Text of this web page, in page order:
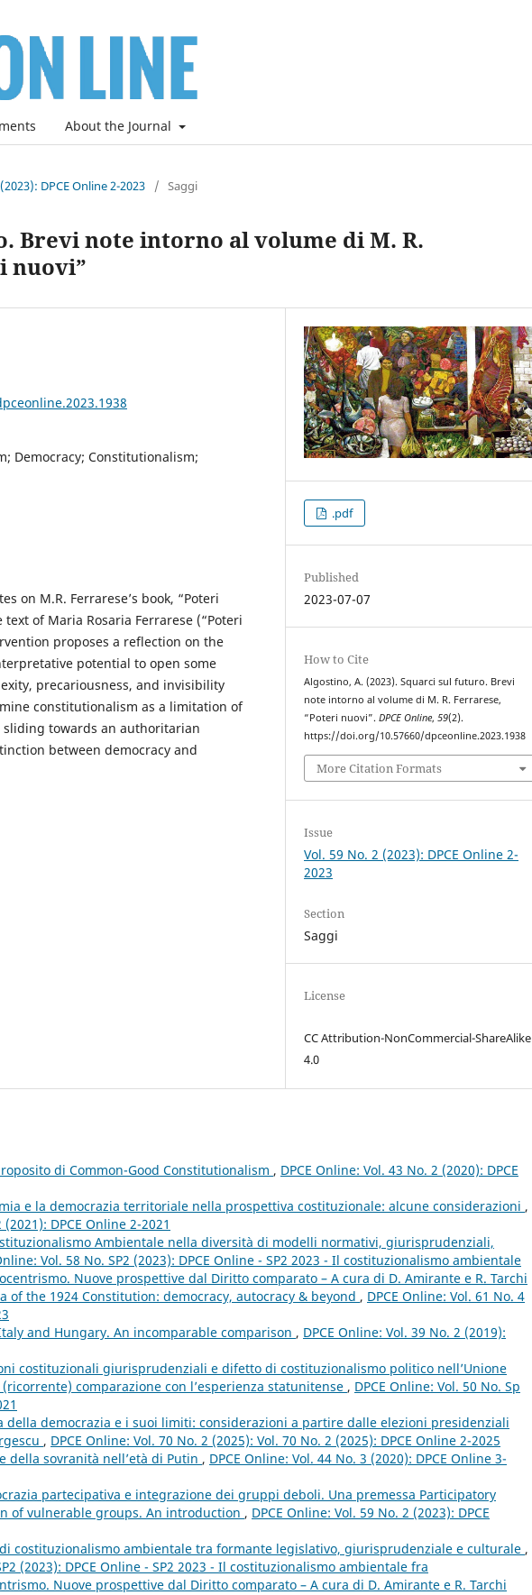
About the Journal
DPCE Online 2-2023 / Saggi
Brevi note intorno al volume di M. R.
nuovi”
Democracy; Constitutionalism;
on M.R. Ferrarese’s book, “Poteri
of Maria Rosaria Ferrarese (“Poteri
proposes a reflection on the
potential to open some
precariousness, and invisibility
constitutionalism as a limitation of
towards an authoritarian
between democracy and
.pdf
Published
2023-07-07
How to Cite
Algostino, A. (2023). Squarci sul futuro. Brevi
note intorno al volume di M. R. Ferrarese,
“Poteri nuovi”.DPCE Online,59(2).
https://doi.org/10.57660/dpceonline.2023.1938
More Citation Formats
Issue
Vol. 59 No. 2 (2023): DPCE Online 2-
2023
Section
Saggi
License
CC Attribution-NonCommercial-ShareAlike
4.0
di Common-Good Constitutionalism , DPCE Online: Vol. 43 No. 2 (2020): DPCE
e la democrazia territoriale nella prospettiva costituzionale: alcune considerazioni ,
DPCE Online 2-2021
Ambientale nella diversità di modelli normativi, giurisprudenziali,
Vol. 58 No. SP2 (2023): DPCE Online - SP2 2023 - Il costituzionalismo ambientale
Nuove prospettive dal Diritto comparato – A cura di D. Amirante e R. Tarchi
of the 1924 Constitution: democracy, autocracy & beyond , DPCE Online: Vol. 61 No. 4
and Hungary. An incomparable comparison , DPCE Online: Vol. 39 No. 2 (2019):
costituzionali giurisprudenziali e difetto di costituzionalismo politico nell’Unione
comparazione con l’esperienza statunitense , DPCE Online: Vol. 50 No. Sp
della democrazia e i suoi limiti: considerazioni a partire dalle elezioni presidenziali
, DPCE Online: Vol. 70 No. 2 (2025): Vol. 70 No. 2 (2025): DPCE Online 2-2025
della sovranità nell’età di Putin , DPCE Online: Vol. 44 No. 3 (2020): DPCE Online 3-
partecipativa e integrazione dei gruppi deboli. Una premessa Participatory
of vulnerable groups. An introduction , DPCE Online: Vol. 59 No. 2 (2023): DPCE
costituzionalismo ambientale tra formante legislativo, giurisprudenziale e culturale ,
(2023): DPCE Online - SP2 2023 - Il costituzionalismo ambientale fra
Nuove prospettive dal Diritto comparato – A cura di D. Amirante e R. Tarchi